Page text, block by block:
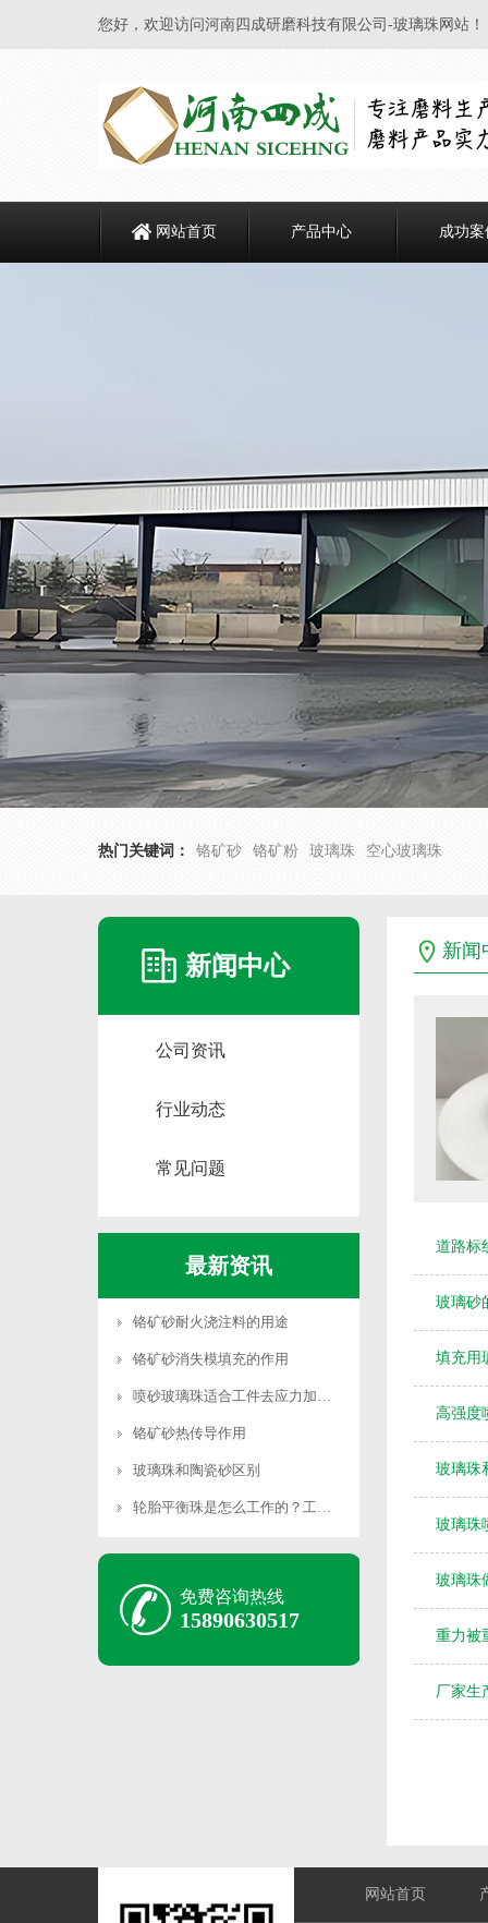
您好，欢迎访问河南四成研磨科技有限公司-玻璃珠网站！
网站首页 产品中心 成功案
热门关键词： 铬矿砂 铬矿粉 玻璃珠 空心玻璃珠
新闻中心
公司资讯
行业动态
常见问题
最新资讯
铬矿砂耐火浇注料的用途
铬矿砂消失模填充的作用
喷砂玻璃珠适合工件去应力加工吗
铬矿砂热传导作用
玻璃珠和陶瓷砂区别
轮胎平衡珠是怎么工作的？工作原理是什么？
免费咨询热线
15890630517
新闻
道路标
玻璃砂
填充用
高强度
玻璃珠
玻璃珠
玻璃珠
重力被
厂家生
网站首页